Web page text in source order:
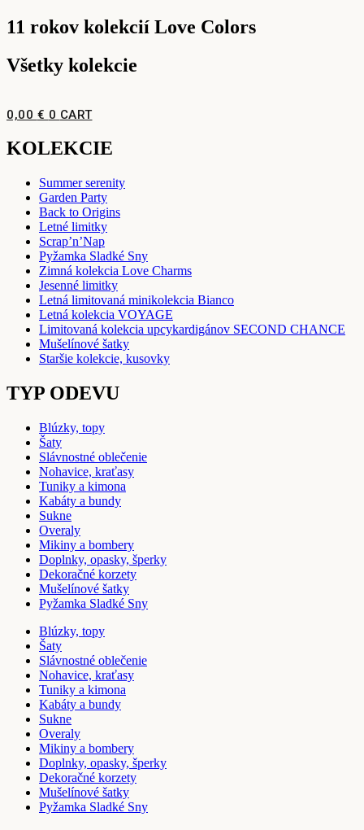
11 rokov kolekcií Love Colors
Všetky kolekcie
0,00 € 0 CART
KOLEKCIE
Summer serenity
Garden Party
Back to Origins
Letné limitky
Scrap’n’Nap
Pyžamka Sladké Sny
Zimná kolekcia Love Charms
Jesenné limitky
Letná limitovaná minikolekcia Bianco
Letná kolekcia VOYAGE
Limitovaná kolekcia upcykardigánov SECOND CHANCE
Mušelínové šatky
Staršie kolekcie, kusovky
TYP ODEVU
Blúzky, topy
Šaty
Slávnostné oblečenie
Nohavice, kraťasy
Tuniky a kimona
Kabáty a bundy
Sukne
Overaly
Mikiny a bombery
Doplnky, opasky, šperky
Dekoračné korzety
Mušelínové šatky
Pyžamka Sladké Sny
Blúzky, topy
Šaty
Slávnostné oblečenie
Nohavice, kraťasy
Tuniky a kimona
Kabáty a bundy
Sukne
Overaly
Mikiny a bombery
Doplnky, opasky, šperky
Dekoračné korzety
Mušelínové šatky
Pyžamka Sladké Sny